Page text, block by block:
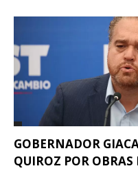
GOBERNADOR
QUIROZ POR OBRAS